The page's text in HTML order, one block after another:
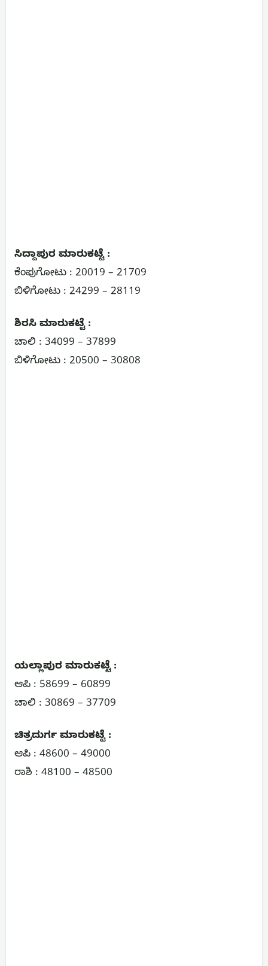
ಸಿದ್ದಾಪುರ ಮಾರುಕಟ್ಟೆ :
ಕೆಂಪುಗೋಟು : 20019 – 21709
ಬಿಳಿಗೋಟು : 24299 – 28119
ಶಿರಸಿ ಮಾರುಕಟ್ಟೆ :
ಚಾಲಿ : 34099 – 37899
ಬಿಳಿಗೋಟು : 20500 – 30808
ಯಲ್ಲಾಪುರ ಮಾರುಕಟ್ಟೆ :
ಆಪಿ : 58699 – 60899
ಚಾಲಿ : 30869 – 37709
ಚಿತ್ರದುರ್ಗ ಮಾರುಕಟ್ಟೆ :
ಆಪಿ : 48600 – 49000
ರಾಶಿ : 48100 – 48500